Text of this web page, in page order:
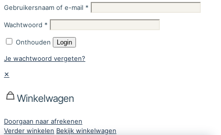
Gebruikersnaam of e-mail *
Wachtwoord *
Onthouden Login
Je wachtwoord vergeten?
✕
Winkelwagen
Doorgaan naar afrekenen
Verder winkelen Bekijk winkelwagen